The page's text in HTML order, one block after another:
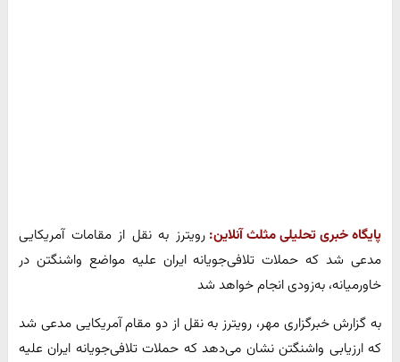
پایگاه خبری تحلیلی مثلث آنلاین: رویترز به نقل از مقامات آمریکایی
مدعی شد که حملات تلافی‌جویانه ایران علیه مواضع واشنگتن در
خاورمیانه، به‌زودی انجام خواهد شد
به گزارش خبرگزاری مهر، رویترز به نقل از دو مقام آمریکایی مدعی شد
که ارزیابی واشنگتن نشان می‌دهد که حملات تلافی‌جویانه ایران علیه